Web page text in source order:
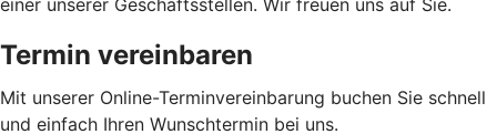
Termin vereinbaren
Mit unserer Online-Terminvereinbarung buchen Sie schnell
und einfach Ihren Wunschtermin bei uns.